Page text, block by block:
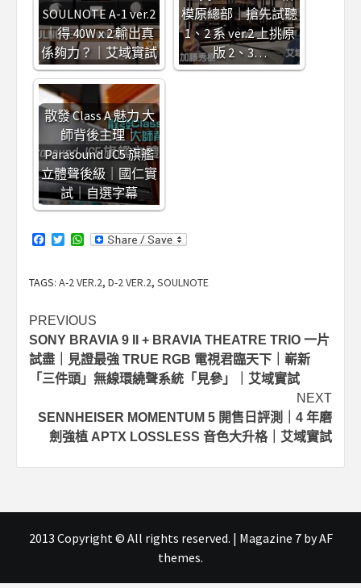
SOULNOTE A-1 ver.2
｜得 40W x 2 輸出真
係夠力？｜艾域實試
模原總部｜搶先試聽
1、2 系 ver.2 上挑原
版 2、3…
散發 Class A 魅力 大
師背後主理｜
Parasound JC5 旗艦
立體聲後級｜國仁實
試｜自選字幕
Facebook
TwitterWhatsApp
TAGS: A-2 VER.2, D-2 VER.2, SOULNOTE
Post
navigation
PREVIOUS
SONY BRAVIA 9 II + BRAVIA THEATRE TRIO 一片
試盡｜見證最強 TRUE RGB 電視君臨天下｜嶄新
「三件頭」無線環繞聲系統「見參」｜艾域實試
NEXT
SENNHEISER MOMENTUM 5 開售日評測｜4 年磨
劍強植 APTX LOSSLESS 音色大升格｜艾域實試
2013 Copyright © All rights reserved. | Magazine 7by AF
themes.